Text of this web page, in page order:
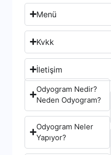
Menü
Kvkk
İletişim
Odyogram Nedir?
Neden Odyogram?
Odyogram Neler
Yapıyor?